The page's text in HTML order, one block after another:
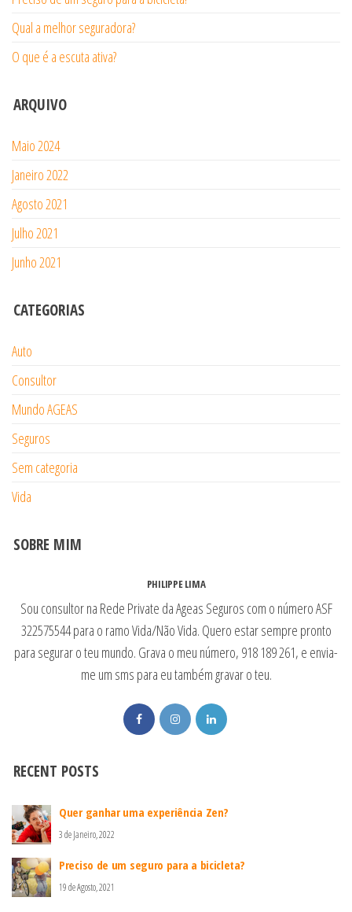
Qual a melhor seguradora?
O que é a escuta ativa?
ARQUIVO
Maio 2024
Janeiro 2022
Agosto 2021
Julho 2021
Junho 2021
CATEGORIAS
Auto
Consultor
Mundo AGEAS
Seguros
Sem categoria
Vida
SOBRE MIM
PHILIPPE LIMA
Sou consultor na Rede Private da Ageas Seguros com o número ASF
322575544 para o ramo Vida/Não Vida. Quero estar sempre pronto
para segurar o teu mundo. Grava o meu número, 918 189 261, e envia-
me um sms para eu também gravar o teu.
RECENT POSTS
Quer ganhar uma experiência Zen?
3 de Janeiro, 2022
Preciso de um seguro para a bicicleta?
19 de Agosto, 2021